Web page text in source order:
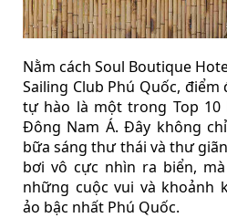
Nằm cách Soul Boutique
Sailing Club Phú Quốc,
tự hào là một trong Top 10
Đông Nam Á. Đây không
bữa sáng thư thái và thư
bơi vô cực nhìn ra biển,
những cuộc vui và khoảnh
ảo bậc nhất Phú Quốc.